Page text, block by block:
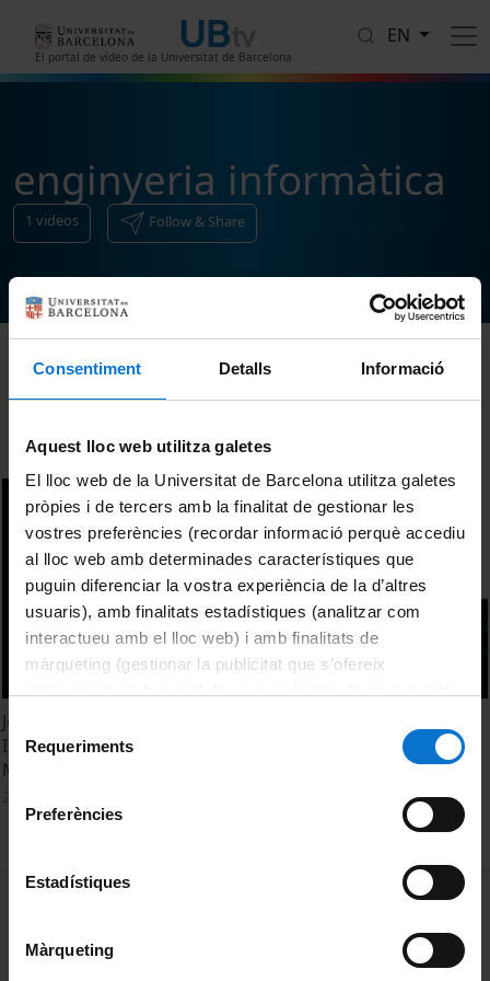
Consentiment Detalls Informació
Aquest lloc web utilitza galetes
El lloc web de la Universitat de Barcelona utilitza galetes
pròpies i de tercers amb la finalitat de gestionar les
vostres preferències (recordar informació perquè accediu
al lloc web amb determinades característiques que
puguin diferenciar la vostra experiència de la d’altres
usuaris), amb finalitats estadístiques (analitzar com
interactueu amb el lloc web) i amb finalitats de
màrqueting (gestionar la publicitat que s’ofereix
consultar laPolítica de galetes del lloc web de la
Selecció
consentiment
Requeriments
Preferències
Estadístiques
Màrqueting
El portal de vídeo de la Universitat de Barcelona
EN
enginyeria informàtica
1 videos Follow & Share
Jornada de portes obertes del Grau en Enginyeria
Informàtica i doble grau d’Enginyeria Informàtica-
Matemàtiques
MENÚ PEU 1